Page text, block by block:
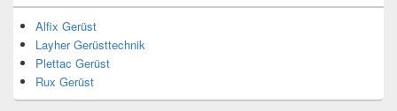
Alfix Gerüst
Layher Gerüsttechnik
Plettac Gerüst
Rux Gerüst